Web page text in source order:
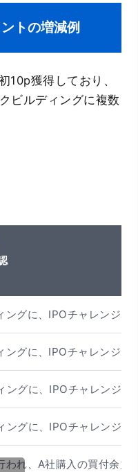
トの増減例
10p獲得しており、
ビルディングに複数
ングに、IPOチャレンジ
ングに、IPOチャレンジ
ングに、IPOチャレンジ
ングに、IPOチャレンジ
われ、A社購入の買付余力